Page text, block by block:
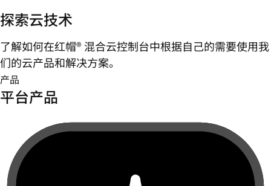
探索云技术
了解如何在红帽® 混合云控制台中根据自己的需要使用我
们的云产品和解决方案。
产品
平台产品